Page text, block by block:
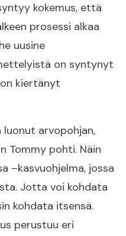
kokemus, että
prosessi alkaa
uusine
on syntynyt
kiertänyt
arvopohjan,
Tommy pohti. Näin
–kasvuohjelma, jossa
Jotta voi kohdata
kohdata itsensä.
perustuu eri